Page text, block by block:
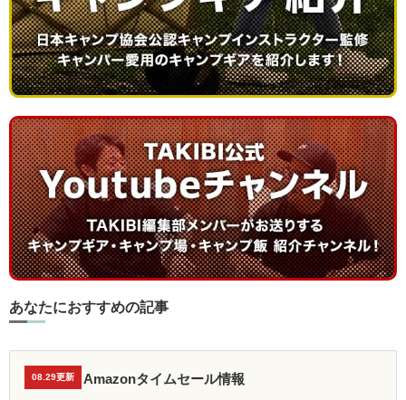
あなたにおすすめの記事
08.29更新 Amazonタイムセール情報